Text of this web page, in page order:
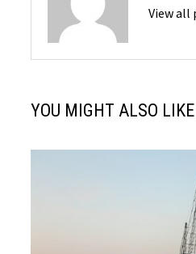
View all
YOU MIGHT ALSO LIKE